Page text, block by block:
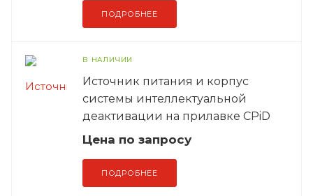
ПОДРОБНЕЕ
В НАЛИЧИИ
Источник питания и корпус
системы интеллектуальной
деактивации на прилавке CPiD
Цена по запросу
ПОДРОБНЕЕ